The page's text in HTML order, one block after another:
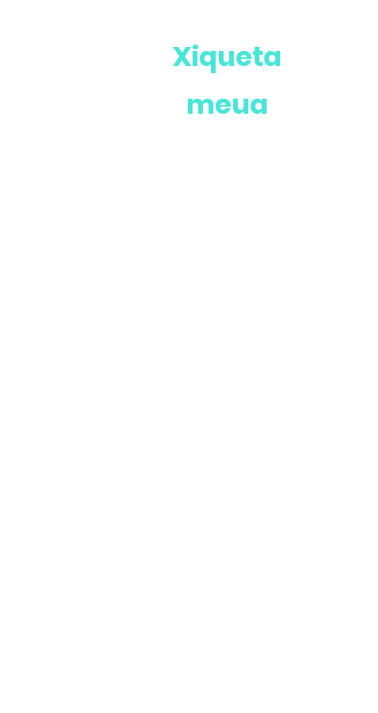
Xiqueta
meua